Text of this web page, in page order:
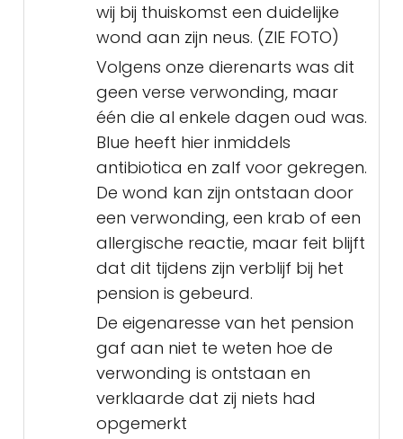
wij bij thuiskomst een duidelijke
wond aan zijn neus. (ZIE FOTO)
Volgens onze dierenarts was dit
geen verse verwonding, maar
één die al enkele dagen oud was.
Blue heeft hier inmiddels
antibiotica en zalf voor gekregen.
De wond kan zijn ontstaan door
een verwonding, een krab of een
allergische reactie, maar feit blijft
dat dit tijdens zijn verblijf bij het
pension is gebeurd.
De eigenaresse van het pension
gaf aan niet te weten hoe de
verwonding is ontstaan en
verklaarde dat zij niets had
opgemerkt